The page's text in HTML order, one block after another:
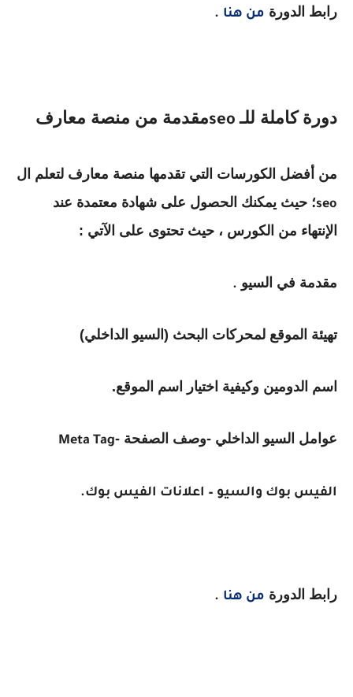
رابط الدورة من هنا .
دورة كاملة للـseoمقدمة من منصة معارف
من أفضل الكورسات التي تقدمها منصة معارف لتعلم ال
seo؛ حيث يمكنك الحصول على شهادة معتمدة عند
الإنتهاء من الكورس ، حيث تحتوى على الآتي :
مقدمة في السيو .
تهيئة الموقع لمحركات البحث (السيو الداخلي)
اسم الدومين وكيفية اختيار اسم الموقع.
عوامل السيو الداخلي -وصف الصفحة -Meta Tag
الفيس بوك والسيو – اعلانات الفيس بوك.
رابط الدورة من هنا .